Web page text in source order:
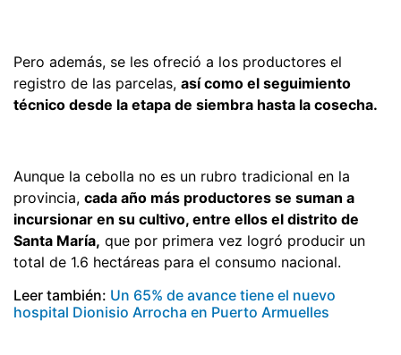
Pero además, se les ofreció a los productores el
registro de las parcelas, así como el seguimiento
técnico desde la etapa de siembra hasta la cosecha.
Aunque la cebolla no es un rubro tradicional en la
provincia, cada año más productores se suman a
incursionar en su cultivo, entre ellos el distrito de
Santa María, que por primera vez logró producir un
total de 1.6 hectáreas para el consumo nacional.
Leer también: Un 65% de avance tiene el nuevo
hospital Dionisio Arrocha en Puerto Armuelles